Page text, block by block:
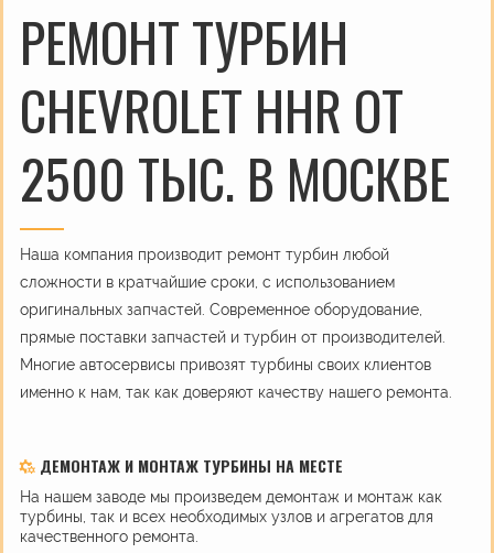
РЕМОНТ ТУРБИН
CHEVROLET HHR ОТ
2500 ТЫС. В МОСКВЕ
Наша компания производит ремонт турбин любой
сложности в кратчайшие сроки, с использованием
оригинальных запчастей. Современное оборудование,
прямые поставки запчастей и турбин от производителей.
Многие автосервисы привозят турбины своих клиентов
именно к нам, так как доверяют качеству нашего ремонта.
ДЕМОНТАЖ И МОНТАЖ ТУРБИНЫ НА МЕСТЕ
На нашем заводе мы произведем демонтаж и монтаж как
турбины, так и всех необходимых узлов и агрегатов для
качественного ремонта.